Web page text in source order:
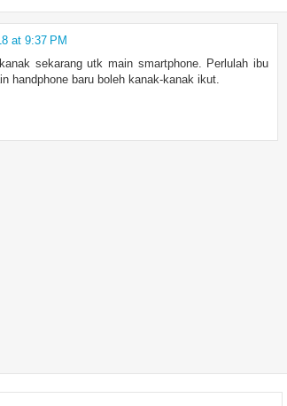
at 9:37 PM
sekarang utk main smartphone. Perlulah ibu
handphone baru boleh kanak-kanak ikut.